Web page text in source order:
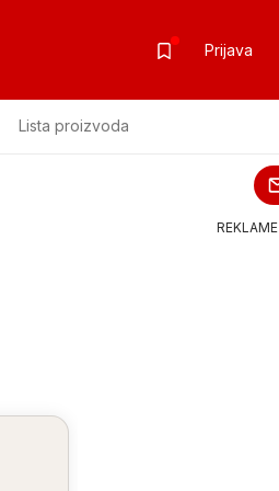
Prijava
Lista proizvoda
REKLAME